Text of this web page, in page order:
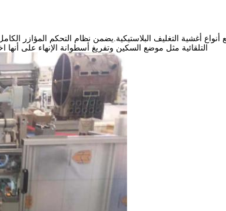
التلقائية مثل موضع السكين وتفريغ أسطوانة الإنهاء على أنها